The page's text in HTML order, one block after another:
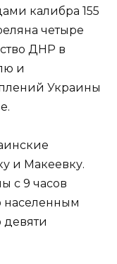
калибра 155
четыре
ДНР в
и
Украины
и Макеевку.
с 9 часов
населенным